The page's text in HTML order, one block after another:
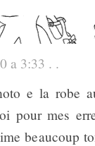
a 3:33 . .
e la robe
pour mes
beaucoup